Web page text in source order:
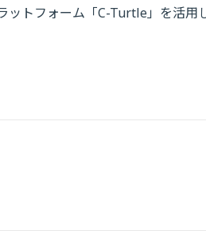
トフォーム「C-Turtle」を活用